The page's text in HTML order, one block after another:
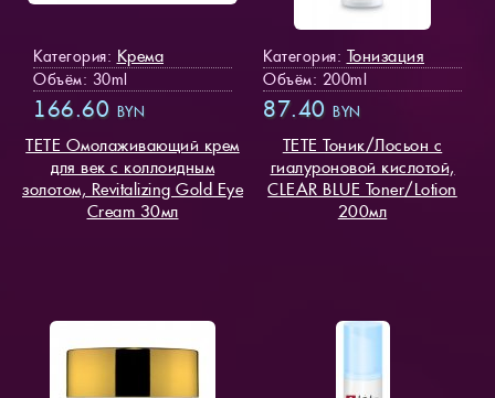
Категория: Крема
Объём: 30ml
166.60 BYN
TETE Омолаживающий крем
для век с коллоидным
золотом, Revitalizing Gold Eye
Cream 30мл
Категория: Тонизация
Объём: 200ml
87.40 BYN
TETE Тоник/Лосьон с
гиалуроновой кислотой,
CLEAR BLUE Toner/Lotion
200мл